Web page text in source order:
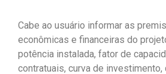
Cabe ao usuário informar as
econômicas e financeiras do
potência instalada, fator de
contratuais, curva de